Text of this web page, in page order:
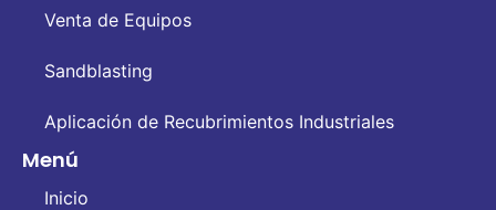
Venta de Equipos
Sandblasting
Aplicación de Recubrimientos Industriales
Menú
Inicio